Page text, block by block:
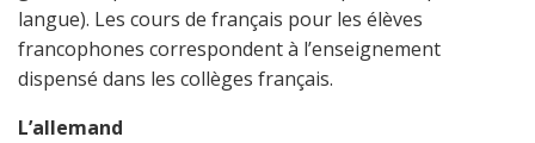
langue). Les cours de français pour les élèves
francophones correspondent à l’enseignement
dispensé dans les collèges français.
L’allemand